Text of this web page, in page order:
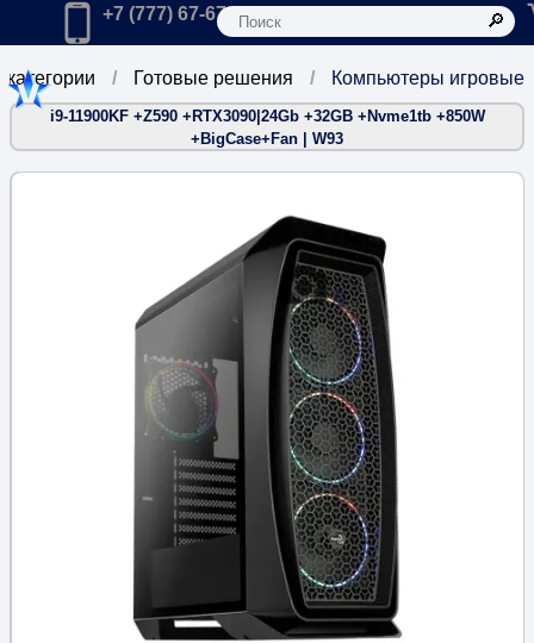
Главная
Позвонить в компанию по телефону:
+7 (777) 67-67-666
Компьютеры игровые
Готовые решения
категории
i9-11900KF +Z590 +RTX3090|24Gb +32GB +Nvme1tb +850W
+BigCase+Fan | W93
9